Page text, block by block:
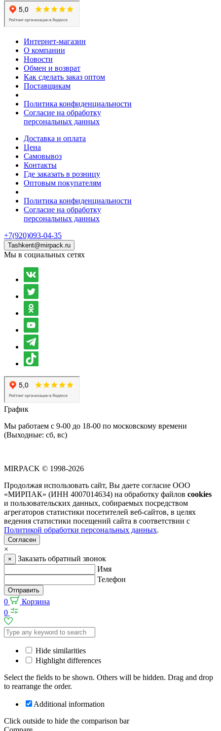
Интернет-магазин
О компании
Новости
Обмен и возврат
Как сделать заказ оптом
Поставщикам
Политика конфиденциальности
Согласие на обработку
персональных данных
Доставка и оплата
Цена
Самовывоз
Контакты
Где заказать в розницу
Оптовым покупателям
Политика конфиденциальности
Согласие на обработку
персональных данных
+7(920)093-04-35
Tashkent@mirpack.ru
Мы в социальных сетях
График
Мы работаем с 9-00 до 18-00 по московскому времени
(Выходные: сб, вс)
MIRPACK © 1998-2026
Продолжая использовать сайт, Вы даете согласие ООО
«МИРПАК» (ИНН 4007014634) на обработку файлов cookies
и пользовательских данных, собираемых посредством
агрегаторов статистики посетителей веб-сайтов, в целях
ведения статистики посещений сайта в соответствии с
Политикой обработки персональных данных.
Согласен
×
×
Заказать обратный звонок
Имя
Телефон
Отправить
0
Корзина
0
Hide similarities
Highlight differences
Select the fields to be shown. Others will be hidden. Drag and drop
to rearrange the order.
Additional information
Click outside to hide the comparison bar